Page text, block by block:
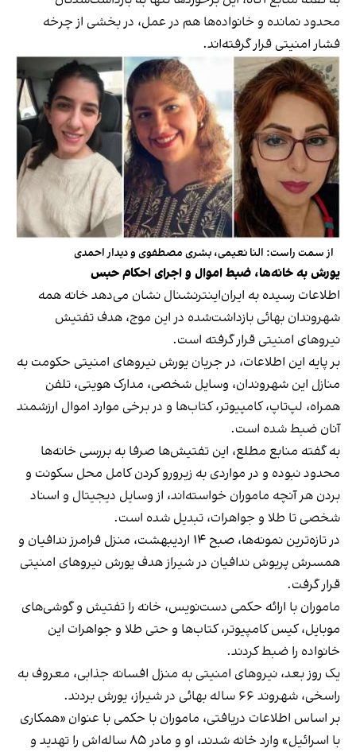
محدود نمانده و خانواده‌ها هم در عمل، در بخشی از چرخه
فشار امنیتی قرار گرفته‌اند.
از سمت راست: النا نعیمی، بشری مصطفوی و دیدار احمدی
یورش به خانه‌ها، ضبط اموال و اجرای احکام حبس
اطلاعات رسیده به ایران‌اینترنشنال نشان می‌دهد خانه همه
شهروندان بهائی بازداشت‌شده در این موج، هدف تفتیش
نیروهای امنیتی قرار گرفته است.
بر پایه این اطلاعات، در جریان یورش نیروهای امنیتی حکومت به
منازل این شهروندان، وسایل شخصی، مدارک هویتی، تلفن
همراه، لپ‌تاپ، کامپیوتر، کتاب‌ها و در برخی موارد اموال ارزشمند
آنان ضبط شده است.
به گفته منابع مطلع، این تفتیش‌ها صرفا به بررسی خانه‌ها
محدود نبوده و در مواردی به زیرورو کردن کامل محل سکونت و
بردن هر آنچه ماموران خواسته‌اند، از وسایل دیجیتال و اسناد
شخصی تا طلا و جواهرات، تبدیل شده است.
در تازه‌ترین نمونه‌ها، صبح ۱۴ اردیبهشت، منزل فرامرز ندافیان و
همسرش پریوش ندافیان در شیراز هدف یورش نیروهای امنیتی
قرار گرفت.
ماموران با ارائه حکمی دست‌نویس، خانه را تفتیش و گوشی‌های
موبایل، کیس کامپیوتر، کتاب‌ها و حتی طلا و جواهرات این
خانواده را ضبط کردند.
یک روز بعد، نیروهای امنیتی به منزل افسانه جذابی، معروف به
راسخی، شهروند ۶۶ ساله بهائی در شیراز، یورش بردند.
بر اساس اطلاعات دریافتی، ماموران با حکمی با عنوان «همکاری
با اسرائیل» وارد خانه شدند، او و مادر ۸۵ ساله‌اش را تهدید و